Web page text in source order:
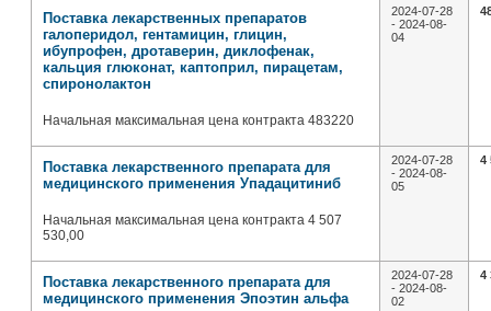
Поставка лекарственных препаратов
галоперидол, гентамицин, глицин,
ибупрофен, дротаверин, диклофенак,
кальция глюконат, каптоприл, пирацетам,
спиронолактон
Начальная максимальная цена контракта 483220
2024-07-28
- 2024-08-
04
Поставка лекарственного препарата для
медицинского применения Упадацитиниб
Начальная максимальная цена контракта 4 507
530,00
2024-07-28
- 2024-08-
05
4
Поставка лекарственного препарата для
медицинского применения Эпоэтин альфа
2024-07-28
- 2024-08-
02
4